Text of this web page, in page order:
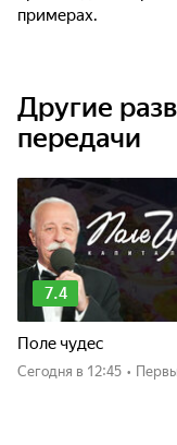
примерах.
Другие
передачи
7.4
Поле чудес
Сегодня в 12:45 •